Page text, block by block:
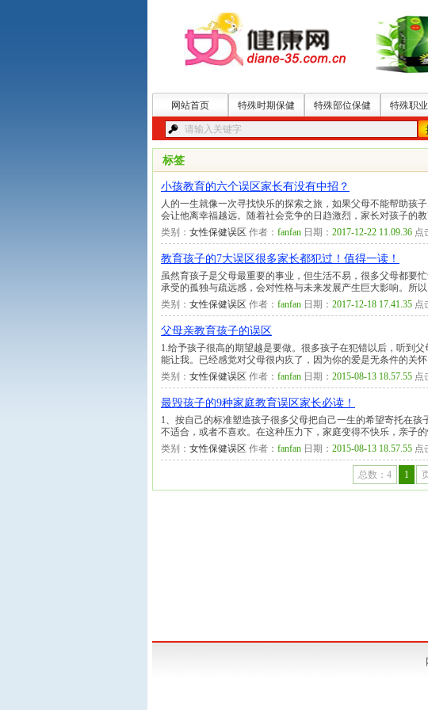
网站首页 特殊时期保健 特殊部位保健 特殊职
标签
小孩教育的六个误区家长有没有中招？
人的一生就像一次寻找快乐的探索之旅，如果父母不能帮助孩
会让他离幸福越远。随着社会竞争的日趋激烈，家长对孩子的
类别： 女性保健误区 作者： fanfan 日期： 2017-12-22 11.09.36 点
教育孩子的7大误区很多家长都犯过！值得一读！
虽然育孩子是父母最重要的事业，但生活不易，很多父母都
承受的孤独与疏远感，会对性格与未来发展产生巨大影响。所
类别： 女性保健误区 作者： fanfan 日期： 2017-12-18 17.41.35 点
父母亲教育孩子的误区
1.给予孩子很高的期望越是要做。很多孩子在犯错以后，听到
能让我。已经感觉对父母很内疚了，因为你的爱是无条件的关
类别： 女性保健误区 作者： fanfan 日期： 2015-08-13 18.57.55 点
最毁孩子的9种家庭教育误区家长必读！
1、按自己的标准塑造孩子很多父母把自己一生的希望寄托在
不适合，或者不喜欢。在这种压力下，家庭变得不快乐，亲子
类别： 女性保健误区 作者： fanfan 日期： 2015-08-13 18.57.55 点
总数：4 1